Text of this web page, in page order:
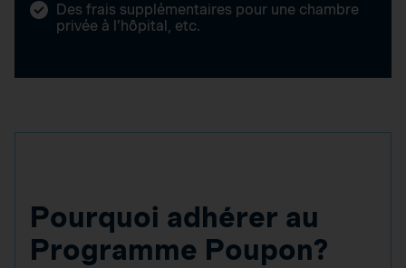
Des frais supplémentaires pour une chambre
privée à l’hôpital, etc.
Pourquoi adhérer au
Programme Poupon?